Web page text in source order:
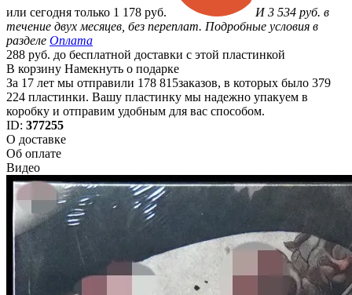
или сегодня только 1 178 руб.
И 3 534 руб. в
течение двух месяцев, без переплат. Подробные условия в
разделе Оплата
288 руб. до бесплатной доставки с этой пластинкой
В корзину Намекнуть о подарке
За 17 лет мы отправили 178 815заказов, в которых было 379
224 пластинки. Вашу пластинку мы надежно упакуем в
коробку и отправим удобным для вас способом.
ID: 377255
О доставке
Об оплате
Видео